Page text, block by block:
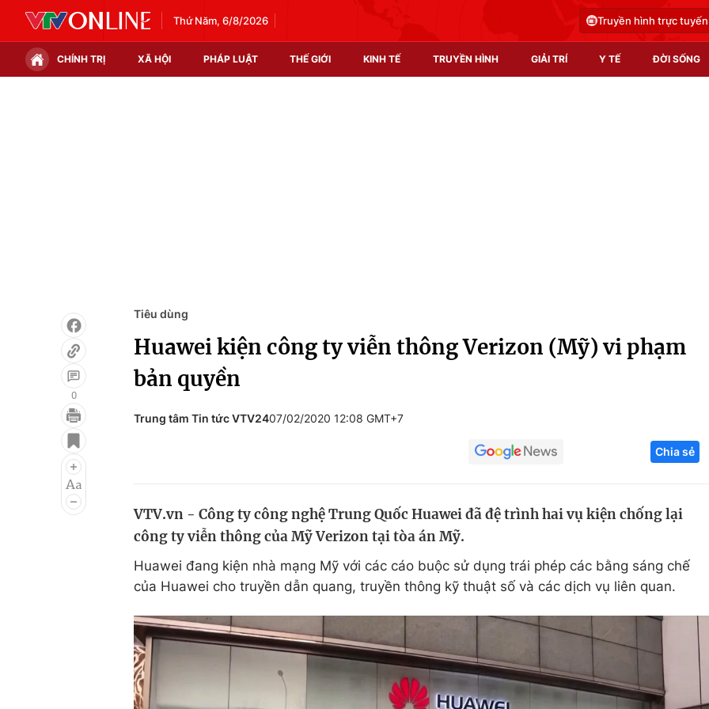
Thứ Năm, 6/8/2026 Truyền hình trực tuyến
CHÍNH TRỊ XÃ HỘI PHÁP LUẬT THẾ GIỚI KINH TẾ TRUYỀN HÌNH GIẢI TRÍ Y TẾ ĐỜI SỐNG
Infographic
Điện ảnh
Âm nhạc
Chất lượng cuộc sống
Tuyển sinh
Hitech Công
Thị trường
0
Tiêu dùng
Huawei kiện công ty viễn thông Verizon (Mỹ) vi phạm
bản quyền
Trung tâm Tin tức VTV2407/02/2020 12:08 GMT+7
Chia sẻ
VTV.vn - Công ty công nghệ Trung Quốc Huawei đã đệ trình hai vụ kiện chống lại
công ty viễn thông của Mỹ Verizon tại tòa án Mỹ.
Huawei đang kiện nhà mạng Mỹ với các cáo buộc sử dụng trái phép các bằng sáng chế
của Huawei cho truyền dẫn quang, truyền thông kỹ thuật số và các dịch vụ liên quan.